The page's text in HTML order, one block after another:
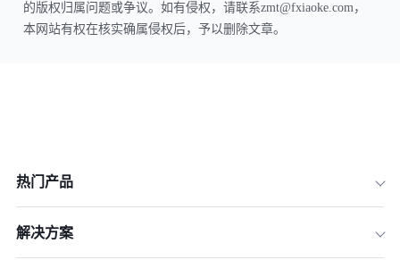
的版权归属问题或争议。如有侵权，请联系zmt@fxiaoke.com，
本网站有权在核实确属侵权后，予以删除文章。
热门产品
解决方案